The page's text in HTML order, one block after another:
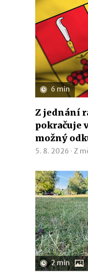
6 min
Z jednání
pokračuje
možný
5. 8. 2026 · Z
2 min